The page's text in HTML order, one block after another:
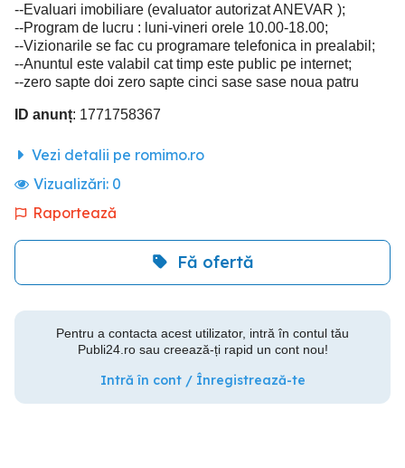
--Evaluari imobiliare (evaluator autorizat ANEVAR );
--Program de lucru : luni-vineri orele 10.00-18.00;
--Vizionarile se fac cu programare telefonica in prealabil;
--Anuntul este valabil cat timp este public pe internet;
--zero sapte doi zero sapte cinci sase sase noua patru
ID anunț: 1771758367
Vezi detalii pe romimo.ro
Vizualizări: 0
Raportează
Fă ofertă
Pentru a contacta acest utilizator, intră în contul tău
Publi24.ro sau creează-ți rapid un cont nou!
Intră în cont / Înregistrează-te